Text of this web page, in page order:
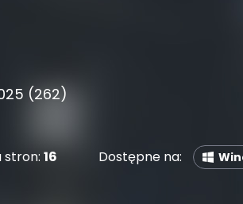
(262)
stron: 16 Dostępne na: